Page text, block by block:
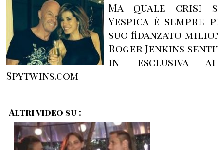
Ma quale crisi
Yespica è sempre
suo fidanzato
Roger Jenkins
in esclusiva
Spytwins.com
Altri video su :